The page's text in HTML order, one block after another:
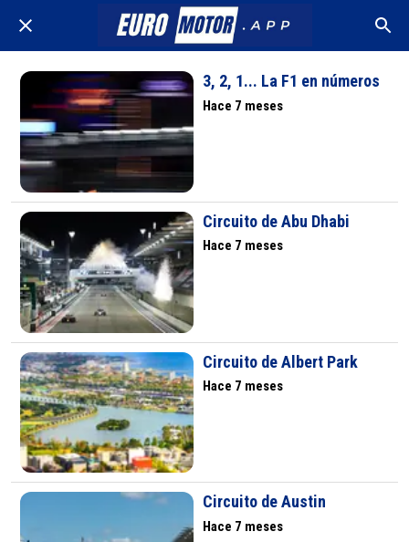
3, 2, 1... La F1 en números
Hace 7 meses
Circuito de Abu Dhabi
Hace 7 meses
Circuito de Albert Park
Hace 7 meses
Circuito de Austin
Hace 7 meses